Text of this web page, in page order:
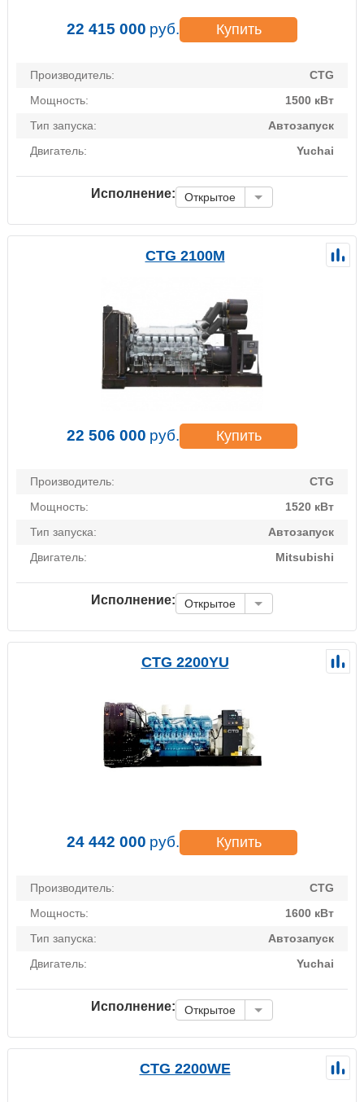
22 415 000 руб. Купить
Производитель:
CTG
Мощность:
1500 кВт
Тип запуска:
Автозапуск
Двигатель:
Yuchai
Исполнение: Открытое
CTG 2100M
22 506 000 руб. Купить
Производитель:
CTG
Мощность:
1520 кВт
Тип запуска:
Автозапуск
Двигатель:
Mitsubishi
Исполнение: Открытое
CTG 2200YU
24 442 000 руб. Купить
Производитель:
CTG
Мощность:
1600 кВт
Тип запуска:
Автозапуск
Двигатель:
Yuchai
Исполнение: Открытое
CTG 2200WE